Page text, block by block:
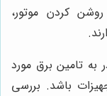
کردن موتور،
به تامین برق مورد
باشد. بررسی